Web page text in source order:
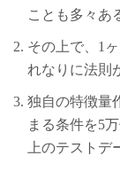
ことも多々あ
その上で、1
れなりに法則
独自の特徴量
まる条件を5
上のテストデ